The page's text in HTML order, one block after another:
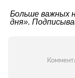
Больше важных
дня».